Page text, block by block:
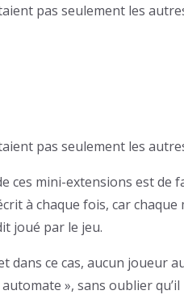
pas seulement les
pas seulement les
ces mini-extensions est
à chaque fois, car
joué par le jeu.
dans ce cas, aucun joueur
», sans oublier